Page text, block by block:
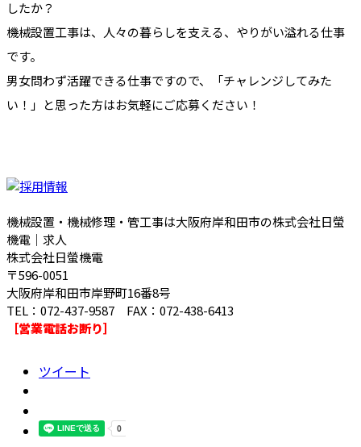
したか？
機械設置工事は、人々の暮らしを支える、やりがい溢れる仕事
です。
男女問わず活躍できる仕事ですので、「チャレンジしてみた
い！」と思った方はお気軽にご応募ください！
機械設置・機械修理・管工事は大阪府岸和田市の株式会社日螢
機電｜求人
株式会社日螢機電
〒596-0051
大阪府岸和田市岸野町16番8号
TEL：072-437-9587 FAX：072-438-6413
［営業電話お断り］
ツイート